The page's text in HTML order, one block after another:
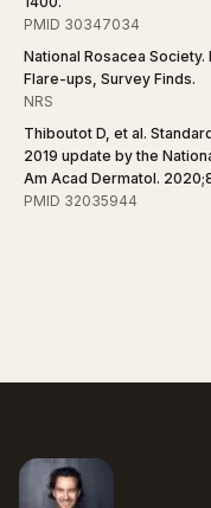
PMID 30347034
National Rosacea
Flare-ups, Survey Finds.
NRS
Thiboutot D, et al.
2019 update by the
Am Acad Dermatol.
PMID 32035944